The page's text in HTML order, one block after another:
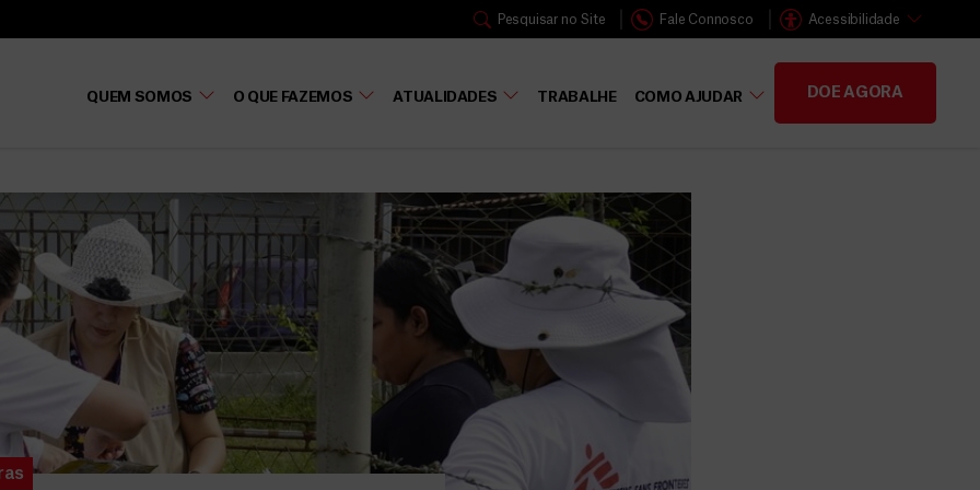
Pesquisar no Site Fale Connosco Acessibilidade
QUEM SOMOS O QUE FAZEMOS ATUALIDADES TRABALHE COMO AJUDAR DOE AGORA